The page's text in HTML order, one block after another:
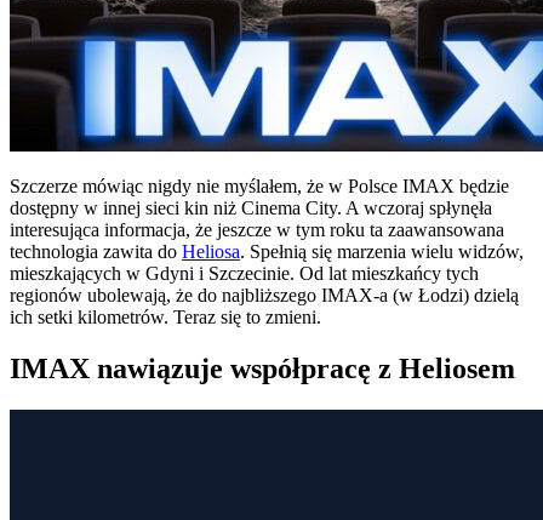
Szczerze mówiąc nigdy nie myślałem, że w Polsce IMAX będzie
dostępny w innej sieci kin niż Cinema City. A wczoraj spłynęła
interesująca informacja, że jeszcze w tym roku ta zaawansowana
technologia zawita do Heliosa. Spełnią się marzenia wielu widzów,
mieszkających w Gdyni i Szczecinie. Od lat mieszkańcy tych
regionów ubolewają, że do najbliższego IMAX-a (w Łodzi) dzielą
ich setki kilometrów. Teraz się to zmieni.
IMAX nawiązuje współpracę z Heliosem